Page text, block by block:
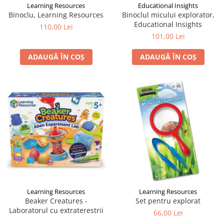
Learning Resources
Binoclu, Learning Resources
110,00 Lei
ADAUGĂ ÎN COȘ
Educational Insights
Binoclul micului explorator,
Educational Insights
101,00 Lei
ADAUGĂ ÎN COȘ
Learning Resources
Beaker Creatures -
Laboratorul cu extraterestrii
Learning Resources
Set pentru explorat
66,00 Lei